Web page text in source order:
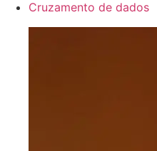
Cruzamento de dados